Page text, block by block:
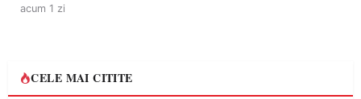
acum 1 zi
CELE MAI CITITE